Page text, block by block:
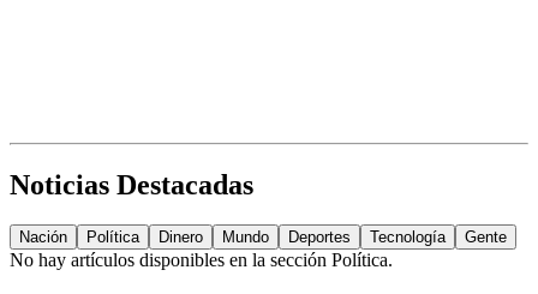
Noticias Destacadas
Nación Política Dinero Mundo Deportes Tecnología Gente
No hay artículos disponibles en la sección Política.